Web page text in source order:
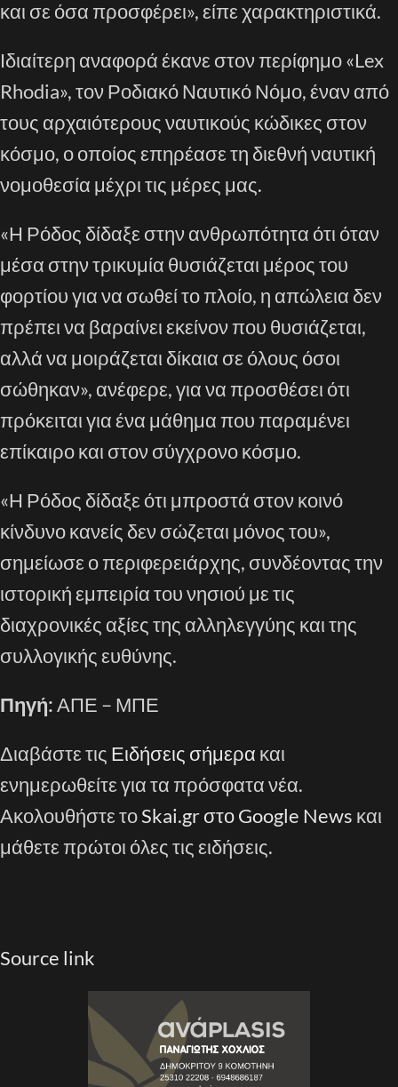
και σε όσα προσφέρει», είπε χαρακτηριστικά.
Ιδιαίτερη αναφορά έκανε στον περίφημο «Lex
Rhodia», τον Ροδιακό Ναυτικό Νόμο, έναν από
τους αρχαιότερους ναυτικούς κώδικες στον
κόσμο, ο οποίος επηρέασε τη διεθνή ναυτική
νομοθεσία μέχρι τις μέρες μας.
«Η Ρόδος δίδαξε στην ανθρωπότητα ότι όταν
μέσα στην τρικυμία θυσιάζεται μέρος του
φορτίου για να σωθεί το πλοίο, η απώλεια δεν
πρέπει να βαραίνει εκείνον που θυσιάζεται,
αλλά να μοιράζεται δίκαια σε όλους όσοι
σώθηκαν», ανέφερε, για να προσθέσει ότι
πρόκειται για ένα μάθημα που παραμένει
επίκαιρο και στον σύγχρονο κόσμο.
«Η Ρόδος δίδαξε ότι μπροστά στον κοινό
κίνδυνο κανείς δεν σώζεται μόνος του»,
σημείωσε ο περιφερειάρχης, συνδέοντας την
ιστορική εμπειρία του νησιού με τις
διαχρονικές αξίες της αλληλεγγύης και της
συλλογικής ευθύνης.
Πηγή:ΑΠΕ – ΜΠΕ
Διαβάστε τις Ειδήσεις σήμερα και
ενημερωθείτε για τα πρόσφατα νέα.
Ακολουθήστε τοSkai.gr στο Google News και
μάθετε πρώτοι όλες τις ειδήσεις.
Source link